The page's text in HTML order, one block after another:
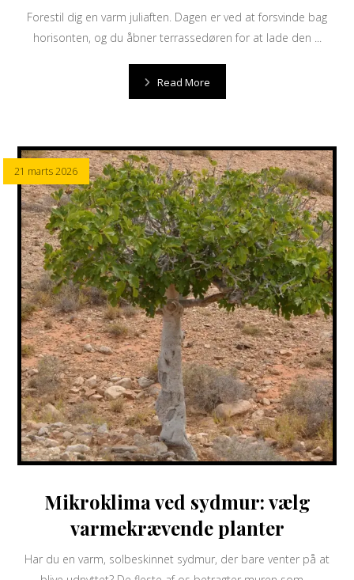
Forestil dig en varm juliaften. Dagen er ved at forsvinde bag
horisonten, og du åbner terrassedøren for at lade den ...
Read More
Mikroklima ved sydmur: vælg
varmekrævende planter
21 marts 2026
Har du en varm, solbeskinnet sydmur, der bare venter på at